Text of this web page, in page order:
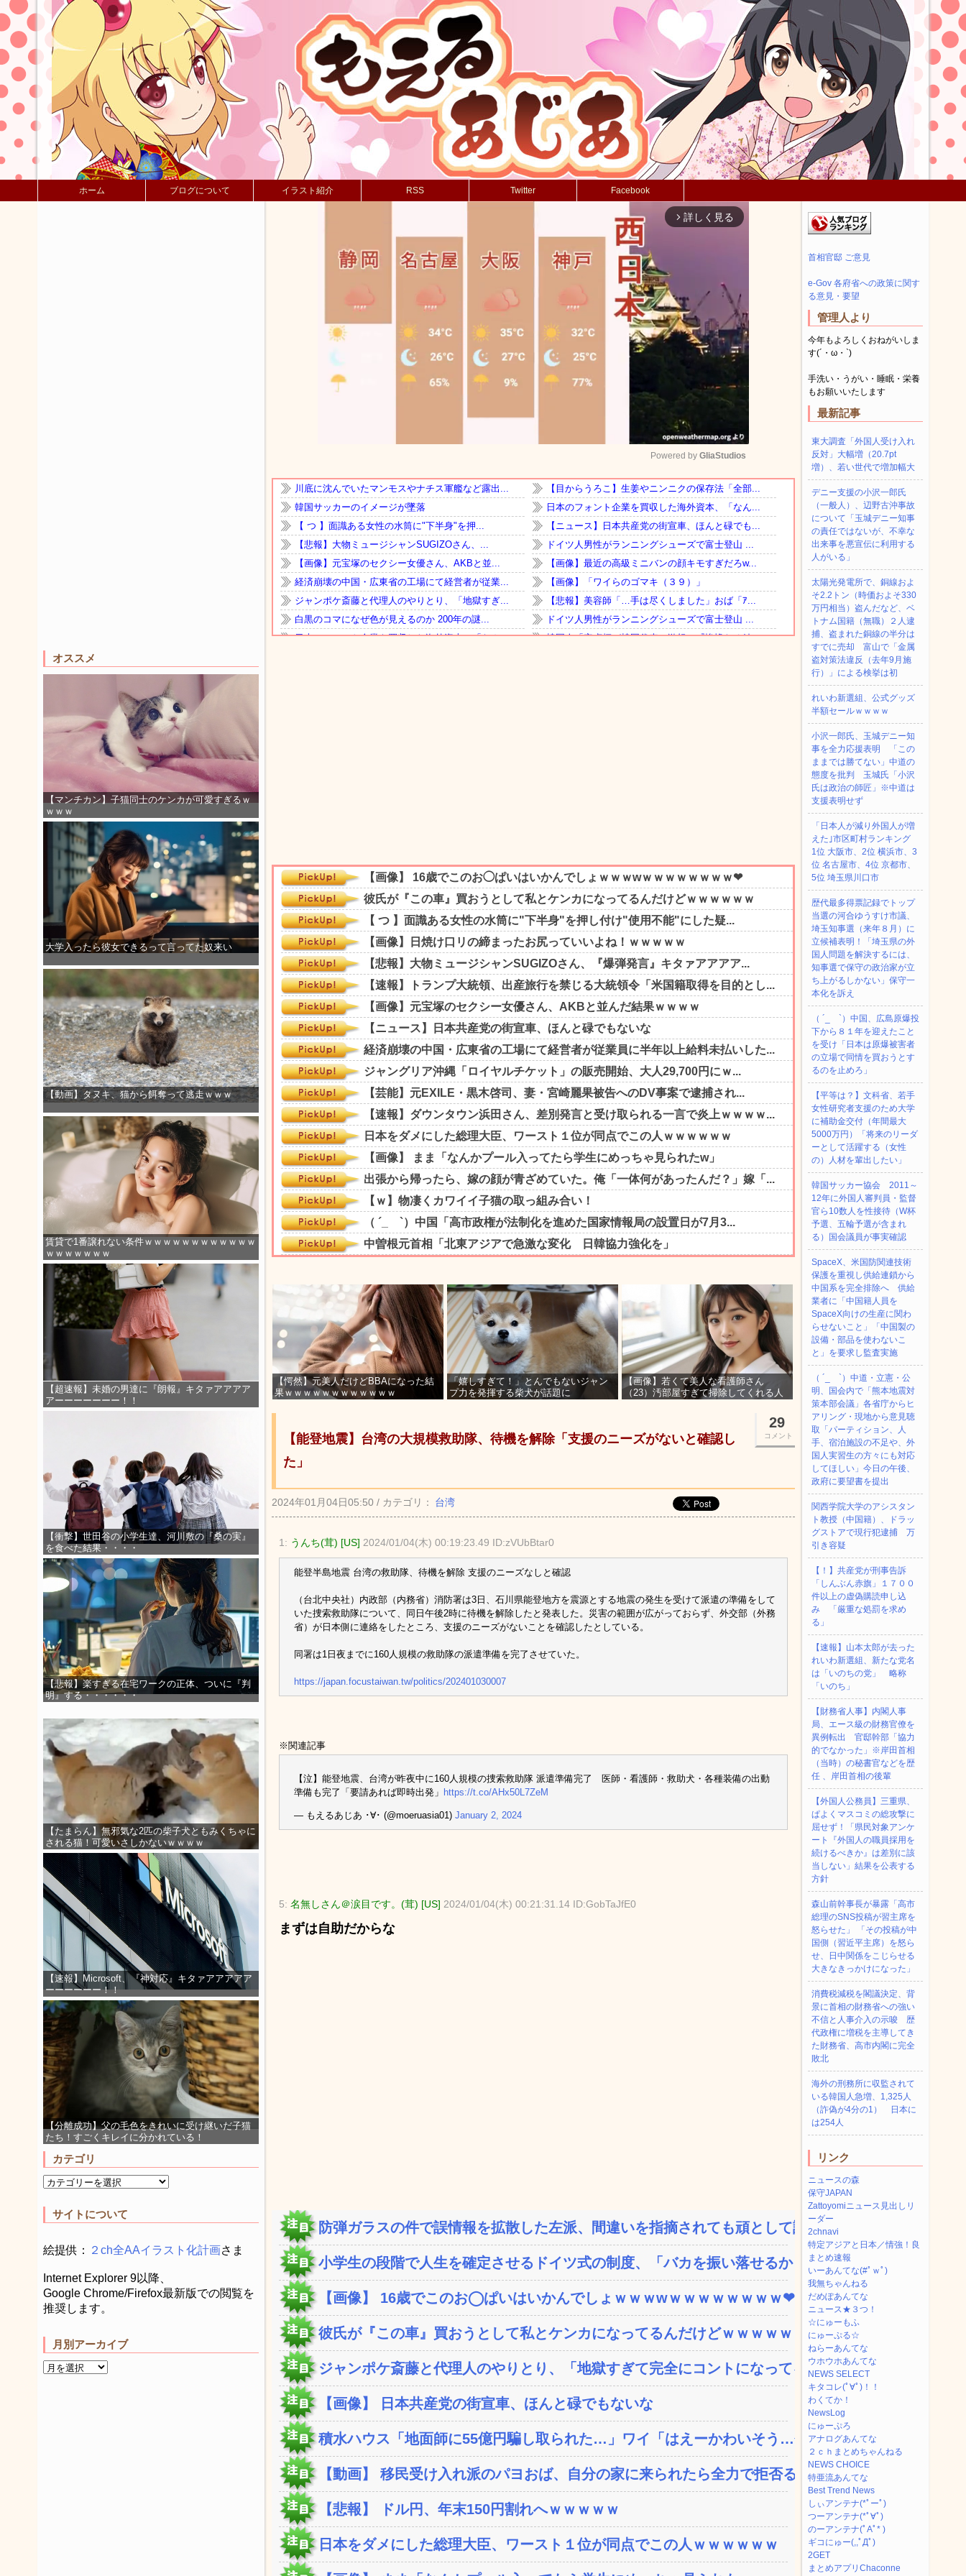
ホーム ブログについて イラスト紹介 RSS Twitter Facebook
オススメ
【マンチカン】子猫同士のケンカが可愛すぎるｗ
ｗｗｗ
大学入ったら彼女できるって言ってた奴来い
【動画】タヌキ、猫から餌奪って逃走ｗｗｗ
賃貸で1番譲れない条件ｗｗｗｗｗｗｗｗｗｗｗｗ
ｗｗｗｗｗｗｗ
【超速報】未婚の男達に『朗報』キタァアアアア
アーーーーーーー！！
【衝撃】世田谷の小学生達、河川敷の『桑の実』
を食べた結果・・・・
【悲報】楽すぎる在宅ワークの正体、ついに『判
明』する・・・・・・
【たまらん】無邪気な2匹の柴子犬ともみくちゃに
される猫！可愛いさしかないｗｗｗｗ
【速報】Microsoft、『神対応』キタァアアアアア
ーーーーーー！！
【分離成功】父の毛色をきれいに受け継いだ子猫
たち！すごくキレイに分かれている！
カテゴリ
サイトについて
絵提供： ２ch全AAイラスト化計画さま
Internet Explorer 9以降、
Google Chrome/Firefox最新版での閲覧を
推奨します。
月別アーカイブ
arrow_forward_ios 詳しく見る
Mute
Powered by GliaStudios
【愕然】元美人だけどBBAになった結
果ｗｗｗｗｗｗｗｗｗｗｗｗ
「嬉しすぎて！」とんでもないジャン
プ力を発揮する柴犬が話題に
【画像】若くて美人な看護師さん
（23）汚部屋すぎて掃除してくれる人
29
コメント
【能登地震】台湾の大規模救助隊、待機を解除「支援のニーズがないと確認し
た」
2024年01月04日05:50 / カテゴリ： 台湾
1: うんち(茸) [US] 2024/01/04(木) 00:19:23.49 ID:zVUbBtar0
能登半島地震 台湾の救助隊、待機を解除 支援のニーズなしと確認
（台北中央社）内政部（内務省）消防署は3日、石川県能登地方を震源とする地震の発生を受けて派遣の準備をして
いた捜索救助隊について、同日午後2時に待機を解除したと発表した。災害の範囲が広がっておらず、外交部（外務
省）が日本側に連絡をしたところ、支援のニーズがないことを確認したとしている。
同署は1日夜までに160人規模の救助隊の派遣準備を完了させていた。
https://japan.focustaiwan.tw/politics/202401030007
※関連記事
【泣】能登地震、台湾が昨夜中に160人規模の捜索救助隊 派遣準備完了 医師・看護師・救助犬・各種装備の出動
準備も完了「要請あれば即時出発」 https://t.co/AHx50L7ZeM
— もえるあじあ ･∀･ (@moeruasia01) January 2, 2024
5: 名無しさん＠涙目です。(茸) [US] 2024/01/04(木) 00:21:31.14 ID:GobTaJfE0
まずは自助だからな
防弾ガラスの件で誤情報を拡散した左派、間違いを指摘されても頑として認め...
小学生の段階で人生を確定させるドイツ式の制度、「バカを振い落せるから合...
【画像】 16歳でこのお◯ぱいはいかんでしょｗｗｗwｗｗｗｗｗｗｗｗ❤
彼氏が『この車』買おうとして私とケンカになってるんだけどｗｗｗｗｗｗ
ジャンポケ斎藤と代理人のやりとり、「地獄すぎて完全にコントになってる…...
【画像】 日本共産党の街宣車、ほんと碌でもないな
積水ハウス「地面師に55億円騙し取られた…」ワイ「はえーかわいそう…会...
【動画】 移民受け入れ派のパヨおば、自分の家に来られたら全力で拒否るｗ...
【悲報】 ドル円、年末150円割れへｗｗｗｗｗ
日本をダメにした総理大臣、ワースト１位が同点でこの人ｗｗｗｗｗｗ
首相官邸 ご意見
e-Gov 各府省への政策に関す
る意見・要望
管理人より
今年もよろしくおねがいしま
す(´・ω・`)
手洗い・うがい・睡眠・栄養
もお願いいたします
最新記事
東大調査「外国人受け入れ
反対」大幅増（20.7pt
増）、若い世代で増加幅大
デニー支援の小沢一郎氏
（一般人）、辺野古沖事故
について「玉城デニー知事
の責任ではないが、不幸な
出来事を悪宣伝に利用する
人がいる」
太陽光発電所で、銅線およ
そ2.2トン（時価およそ330
万円相当）盗んだなど、ベ
トナム国籍（無職）２人逮
捕、盗まれた銅線の半分は
すでに売却 富山で「金属
盗対策法違反（去年9月施
行）」による検挙は初
れいわ新選組、公式グッズ
半額セールｗｗｗｗ
小沢一郎氏、玉城デニー知
事を全力応援表明 「この
ままでは勝てない」中道の
態度を批判 玉城氏「小沢
氏は政治の師匠」※中道は
支援表明せず
「日本人が減り外国人が増
えた｣市区町村ランキング
1位 大阪市、2位 横浜市、3
位 名古屋市、4位 京都市、
5位 埼玉県川口市
歴代最多得票記録でトップ
当選の河合ゆうすけ市議、
埼玉知事選（来年８月）に
立候補表明！「埼玉県の外
国人問題を解決するには、
知事選で保守の政治家が立
ち上がるしかない」保守一
本化を訴え
（ ´_ゝ`）中国、広島原爆投
下から８１年を迎えたこと
を受け「日本は原爆被害者
の立場で同情を買おうとす
るのを止めろ」
【平等は？】文科省、若手
女性研究者支援のため大学
に補助金交付（年間最大
5000万円）「将来のリーダ
ーとして活躍する（女性
の）人材を輩出したい」
韓国サッカー協会 2011～
12年に外国人審判員・監督
官ら10数人を性接待（W杯
予選、五輪予選が含まれ
る）国会議員が事実確認
SpaceX、米国防関連技術
保護を重視し供給連鎖から
中国系を完全排除へ 供給
業者に「中国籍人員を
SpaceX向けの生産に関わ
らせないこと」「中国製の
設備・部品を使わないこ
と」を要求し監査実施
（ ´_ゝ`）中道・立憲・公
明、国会内で「熊本地震対
策本部会議」各省庁からヒ
アリング・現地から意見聴
取「パーティション、人
手、宿泊施設の不足や、外
国人実習生の方々にも対応
してほしい」今日の午後、
政府に要望書を提出
関西学院大学のアシスタン
ト教授（中国籍）、ドラッ
グストアで現行犯逮捕 万
引き容疑
【！】共産党が刑事告訴
「しんぶん赤旗」１７００
件以上の虚偽購読申し込
み 「厳重な処罰を求め
る」
【速報】山本太郎が去った
れいわ新選組、新たな党名
は「いのちの党」 略称
「いのち」
【財務省人事】内閣人事
局、エース級の財務官僚を
異例転出 官邸幹部「協力
的でなかった」※岸田首相
（当時）の秘書官などを歴
任 、岸田首相の後輩
【外国人公務員】三重県、
ぱよくマスコミの総攻撃に
屈せず！「県民対象アンケ
ート『外国人の職員採用を
続けるべきか』は差別に該
当しない」結果を公表する
方針
森山前幹事長が暴露「高市
総理のSNS投稿が習主席を
怒らせた」 「その投稿が中
国側（習近平主席）を怒ら
せ、日中関係をこじらせる
大きなきっかけになった」
消費税減税を閣議決定、背
景に首相の財務省への強い
不信と人事介入の示唆 歴
代政権に増税を主導してき
た財務省、高市内閣に完全
敗北
海外の刑務所に収監されて
いる韓国人急増、1,325人
（詐偽が4分の1） 日本に
は254人
リンク
ニュースの森
保守JAPAN
Zattoyomiニュース見出しリ
ーダー
2chnavi
特定アジアと日本／情強！良
まとめ速報
いーあんてな(#ﾟｗﾟ)
我無ちゃんねる
だめぽあんてな
ニュース★３つ！
☆にゅーもふ
にゅーぷる☆
ねらーあんてな
ウホウホあんてな
NEWS SELECT
キタコレ(ﾟ∀ﾟ)！！
わくてか！
NewsLog
にゅーぷろ
アナログあんてな
２ｃｈまとめちゃんねる
NEWS CHOICE
特亜流あんてな
Best Trend News
しぃアンテナ(*ﾟーﾟ)
つーアンテナ(*ﾟ∀ﾟ)
のーアンテナ(ﾟAﾟ* )
ギコにゅー(,,ﾟДﾟ)
2GET
まとめアプリChaconne